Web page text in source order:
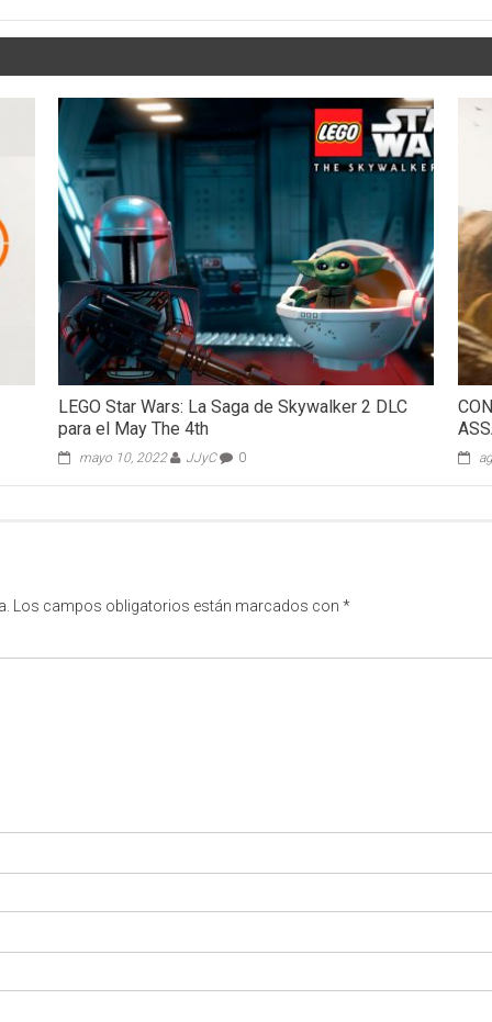
LEGO Star Wars: La Saga de Skywalker 2 DLC
para el May The 4th
mayo 10, 2022 JJyC 0
Los campos obligatorios están marcados con *